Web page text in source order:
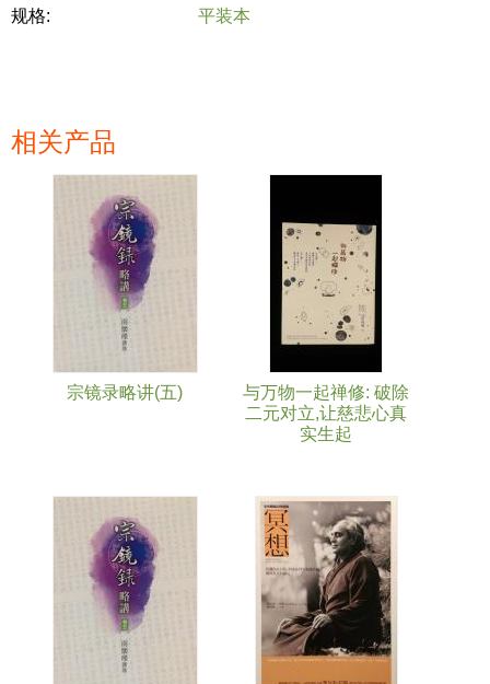
规格:
平装本
相关产品
宗镜录略讲(五)
与万物一起禅修: 破除
二元对立,让慈悲心真
实生起